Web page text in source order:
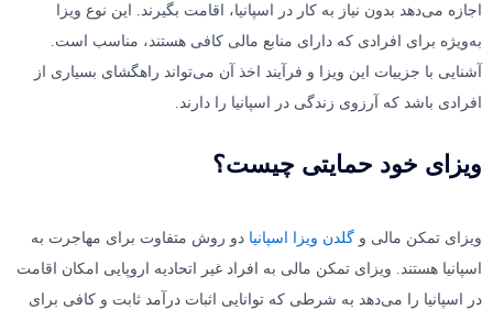
اجازه می‌دهد بدون نیاز به کار در اسپانیا، اقامت بگیرند. این نوع ویزا
به‌ویژه برای افرادی که دارای منابع مالی کافی هستند، مناسب است.
آشنایی با جزییات این ویزا و فرآیند اخذ آن می‌تواند راهگشای بسیاری از
افرادی باشد که آرزوی زندگی در اسپانیا را دارند.
ویزای خود حمایتی چیست؟
ویزای تمکن مالی و گلدن ویزا اسپانیا دو روش متفاوت برای مهاجرت به
اسپانیا هستند. ویزای تمکن مالی به افراد غیر اتحادیه اروپایی امکان اقامت
در اسپانیا را می‌دهد به شرطی که توانایی اثبات درآمد ثابت و کافی برای